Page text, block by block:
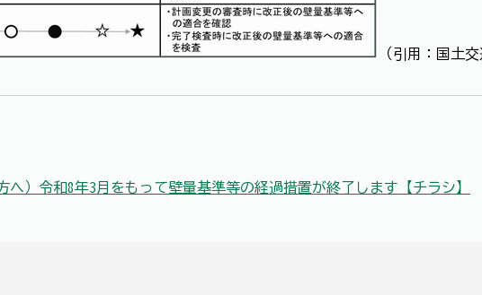
（引用：国土交
へ）令和8年3月をもって壁量基準等の経過措置が終了します【チラシ】